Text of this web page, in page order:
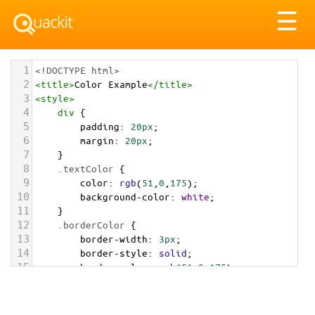
☰
1 <!DOCTYPE html>
2 <title>Color Example</title>
3 <style>
4 div {
5 padding: 20px;
6 margin: 20px;
7 }
8 .textColor {
9 color: rgb(51 0 175);
10 background-color: white;
11 }
12 .borderColor {
13 border-width: 3px;
14 border-style: solid;
15 border-color: rgb(51,0,175);